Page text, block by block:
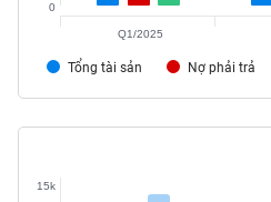
Tổng tài sản Nợ phải trả
0
Q1/2025
15k
TIÊU
THIẾT
CHĂM